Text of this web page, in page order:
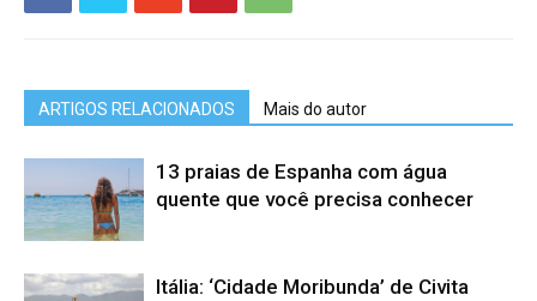
ARTIGOS RELACIONADOS Mais do autor
13 praias de Espanha com água
quente que você precisa conhecer
Itália: ‘Cidade Moribunda’ de Civita